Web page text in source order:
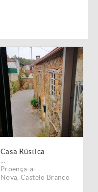
Casa Rústica
Proença-a-
Nova ,Castelo Branco